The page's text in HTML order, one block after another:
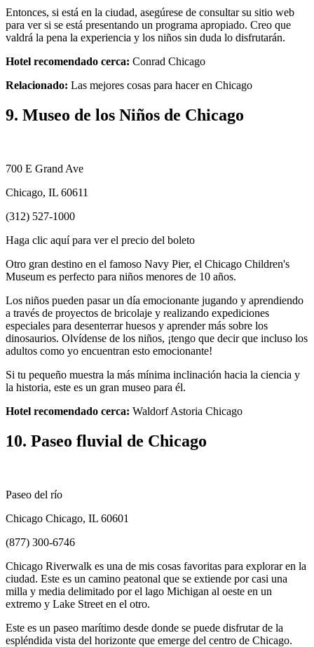
Entonces, si está en la ciudad, asegúrese de consultar su sitio web
para ver si se está presentando un programa apropiado. Creo que
valdrá la pena la experiencia y los niños sin duda lo disfrutarán.
Hotel recomendado cerca: Conrad Chicago
Relacionado: Las mejores cosas para hacer en Chicago
9. Museo de los Niños de Chicago
700 E Grand Ave
Chicago, IL 60611
(312) 527-1000
Haga clic aquí para ver el precio del boleto
Otro gran destino en el famoso Navy Pier, el Chicago Children's
Museum es perfecto para niños menores de 10 años.
Los niños pueden pasar un día emocionante jugando y aprendiendo
a través de proyectos de bricolaje y realizando expediciones
especiales para desenterrar huesos y aprender más sobre los
dinosaurios. Olvídense de los niños, ¡tengo que decir que incluso los
adultos como yo encuentran esto emocionante!
Si tu pequeño muestra la más mínima inclinación hacia la ciencia y
la historia, este es un gran museo para él.
Hotel recomendado cerca: Waldorf Astoria Chicago
10. Paseo fluvial de Chicago
Paseo del río
Chicago Chicago, IL 60601
(877) 300-6746
Chicago Riverwalk es una de mis cosas favoritas para explorar en la
ciudad. Este es un camino peatonal que se extiende por casi una
milla y media delimitado por el lago Michigan al oeste en un
extremo y Lake Street en el otro.
Este es un paseo marítimo desde donde se puede disfrutar de la
espléndida vista del horizonte que emerge del centro de Chicago.